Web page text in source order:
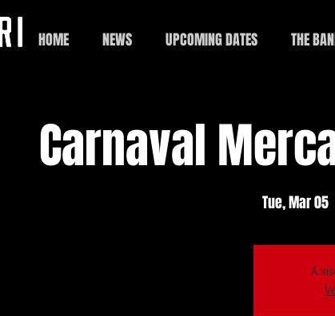
HOME NEWS UPCOMING DATES THE
Carnaval
Tue, Mar 05
  |
A